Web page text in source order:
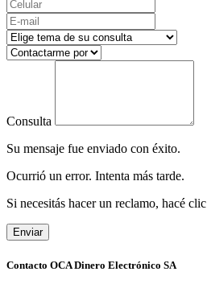
Consulta
Su mensaje fue enviado con éxito.
Ocurrió un error. Intenta más tarde.
Si necesitás hacer un reclamo, hacé clic
Enviar
Contacto OCA Dinero Electrónico SA